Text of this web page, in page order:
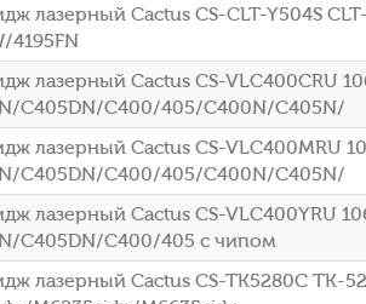
лазерный Cactus CS-CLT-Y504S
4195FN
лазерный Cactus CS-VLC400CRU
C405DN/C400/405/C400N/C405N/
лазерный Cactus CS-VLC400MRU
C405DN/C400/405/C400N/C405N/
лазерный Cactus CS-VLC400YRU
C405DN/C400/405 с чипом
лазерный Cactus CS-TK5280C TK-